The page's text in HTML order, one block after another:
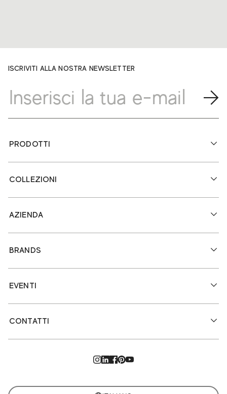
ISCRIVITI ALLA NOSTRA NEWSLETTER
PRODOTTI
COLLEZIONI
AZIENDA
BRANDS
EVENTI
CONTATTI